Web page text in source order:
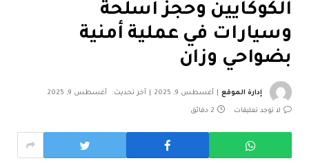
الكوكايين وحجز أسلحة
وسيارات في عملية أمنية
بضواحي وزان
إدارة الموقع أغسطس 9, 2025 آخر تحديث: أغسطس 9, 2025
لا توجد تعليقات 2 دقائق